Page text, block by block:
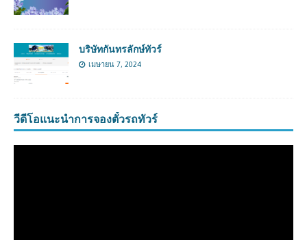
บริษัทกันทรลักษ์ทัวร์
เมษายน 7, 2024
วีดีโอแนะนำการจองตั๋วรถทัวร์